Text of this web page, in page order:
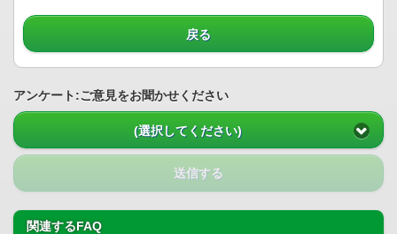
戻る
アンケート:ご意見をお聞かせください
(選択してください)
送信する
関連するFAQ